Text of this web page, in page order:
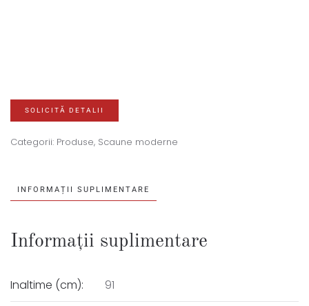
SOLICITĂ DETALII
Categorii: Produse, Scaune moderne
INFORMAȚII SUPLIMENTARE
Informații suplimentare
Inaltime (cm): 91